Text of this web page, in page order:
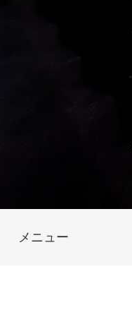
メニュー